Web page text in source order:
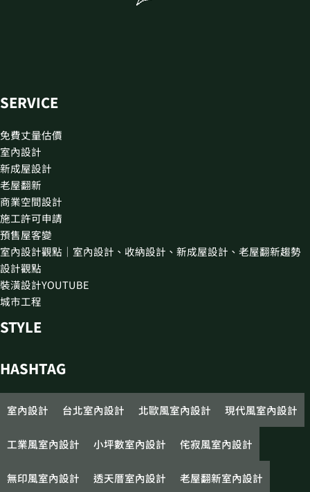
SERVICE
免費丈量估價
室內設計
新成屋設計
老屋翻新
商業空間設計
施工許可申請
預售屋客變
室內設計觀點｜室內設計、收納設計、新成屋設計、老屋翻新趨勢
設計觀點
裝潢設計YOUTUBE
城市工程
STYLE
HASHTAG
室內設計 台北室內設計 北歐風室內設計 現代風室內設計
工業風室內設計 小坪數室內設計 侘寂風室內設計
無印風室內設計 透天厝室內設計 老屋翻新室內設計